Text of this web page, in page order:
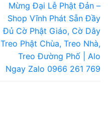
Mừng Đại Lễ Phật Đản –
Shop Vĩnh Phát Sẵn Đầy
Đủ Cờ Phật Giáo, Cờ Dây
Treo Phật Chùa, Treo Nhà,
Treo Đường Phố | Alo
Ngay Zalo 0966 261 769